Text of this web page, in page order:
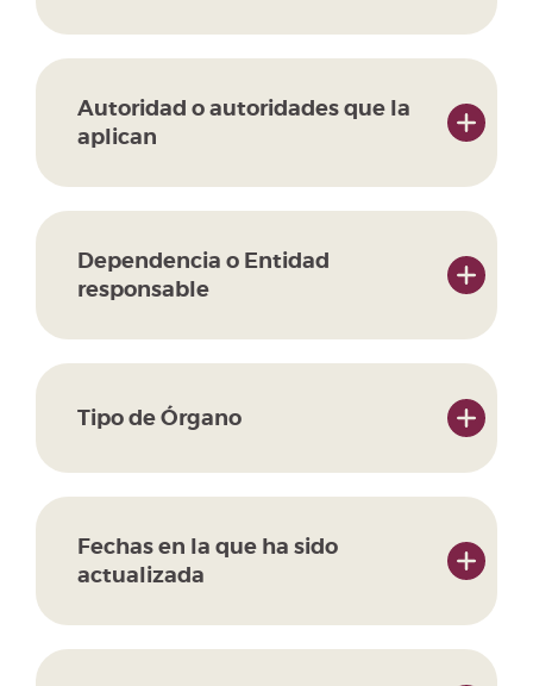
Autoridad o autoridades que la
aplican
Dependencia o Entidad
responsable
Tipo de Órgano
Fechas en la que ha sido
actualizada